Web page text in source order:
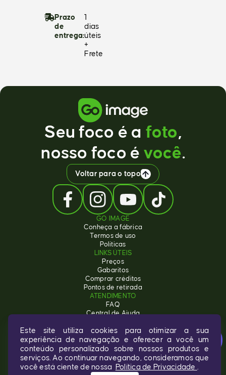
Prazo
de
entrega:
1
dias
úteis
+
Frete
Seu foco é a foto,
nosso foco é você.
Voltar para o topo
GO IMAGE
Conheça a fábrica
Termos de uso
Políticas
LINKS ÚTEIS
Preços
Gabaritos
Comprar créditos
Pontos de retirada
ATENDIMENTO
FAQ
Central de Ajuda
Ouvidoria
© 2026. Todos os direitos reservados.
Este site utiliza cookies para otimizar a sua
experiência de navegação e oferecer a você um
conteúdo personalizado sobre nossos produtos e
serviços. Ao continuar navegando, consideramos que
você está ciente de nossa Política de Privacidade .
Chat
Online